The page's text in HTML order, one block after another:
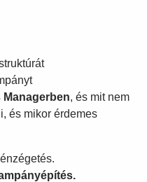
Managerben, és mit nem
és mikor érdemes